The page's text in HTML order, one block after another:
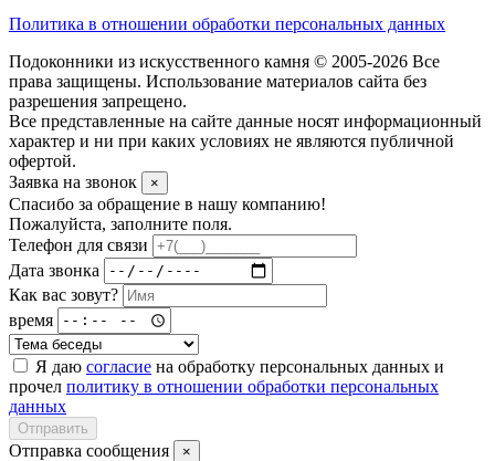
Политика в отношении обработки персональных данных
Подоконники из искусственного камня © 2005-2026 Все
права защищены. Использование материалов сайта без
разрешения запрещено.
Все представленные на сайте данные носят информационный
характер и ни при каких условиях не являются публичной
офертой.
Заявка на звонок
×
Спасибо за обращение в нашу компанию!
Пожалуйста, заполните поля.
Телефон для связи
Дата звонка
Как вас зовут?
время
Я даю согласие на обработку персональных данных и
прочел политику в отношении обработки персональных
данных
Отправить
Отправка сообщения ×